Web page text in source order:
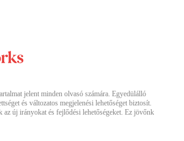
jelent minden olvasó számára. Egyedülálló
és változatos megjelenési lehetőséget biztosít.
az új irányokat és fejlődési lehetőségeket. Ez jövőnk